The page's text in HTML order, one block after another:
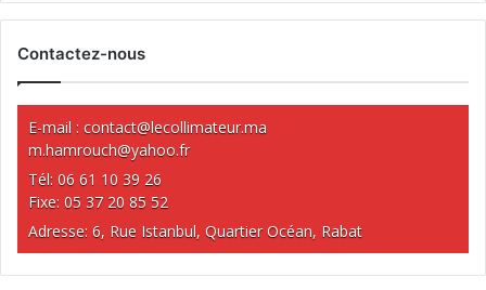
Contactez-nous
E-mail : contact@lecollimateur.ma
m.hamrouch@yahoo.fr
Tél: 06 61 10 39 26
Fixe: 05 37 20 85 52
Adresse: 6, Rue Istanbul, Quartier Océan, Rabat